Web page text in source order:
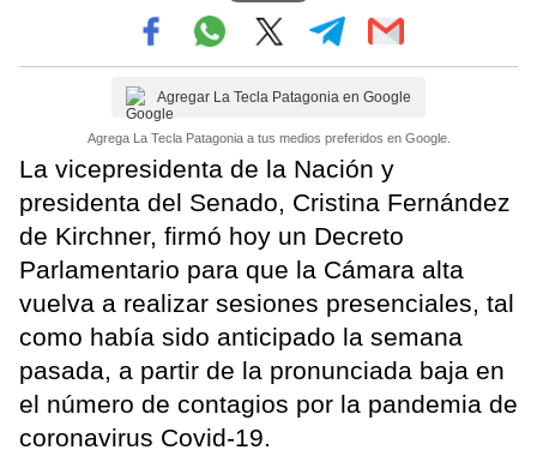
Agregar La Tecla Patagonia en Google
Agrega La Tecla Patagonia a tus medios preferidos en Google.
La vicepresidenta de la Nación y
presidenta del Senado, Cristina Fernández
de Kirchner, firmó hoy un Decreto
Parlamentario para que la Cámara alta
vuelva a realizar sesiones presenciales, tal
como había sido anticipado la semana
pasada, a partir de la pronunciada baja en
el número de contagios por la pandemia de
coronavirus Covid-19.